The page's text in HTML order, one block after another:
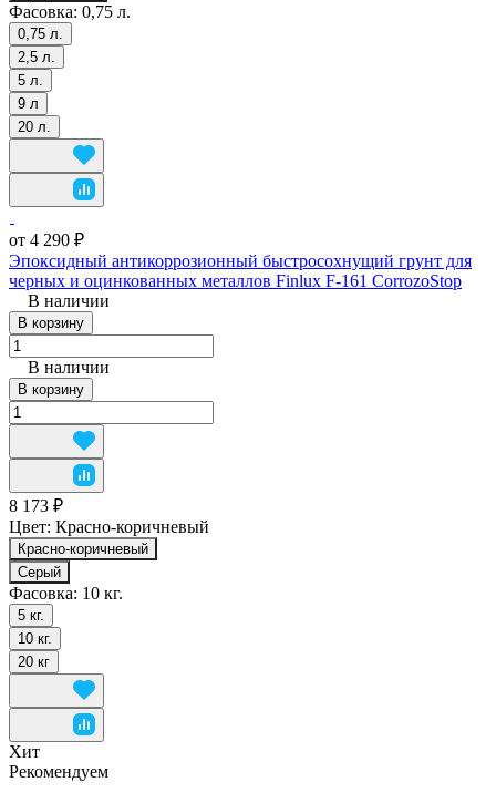
Фасовка: 0,75 л.
0,75 л.
2,5 л.
5 л.
9 л
20 л.
от 4 290 ₽
Эпоксидный антикоррозионный быстросохнущий грунт для
черных и оцинкованных металлов Finlux F-161 CorrozoStop
В наличии
В корзину
В наличии
В корзину
8 173 ₽
Цвет: Красно-коричневый
Красно-коричневый
Серый
Фасовка: 10 кг.
5 кг.
10 кг.
20 кг
Хит
Рекомендуем